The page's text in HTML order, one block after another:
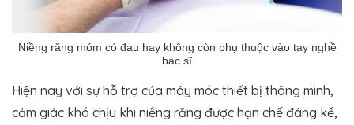
Niềng răng móm có đau hay không còn phụ thuộc vào tay nghề
bác sĩ
Hiện nay với sự hỗ trợ của máy móc thiết bị thông minh,
cảm giác khó chịu khi niềng răng được hạn chế đáng kể,